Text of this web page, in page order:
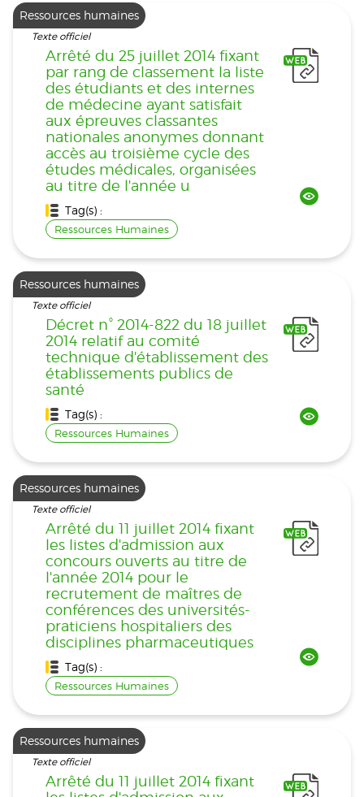
Ressources humaines
Texte officiel
Arrêté du 25 juillet 2014 fixant
par rang de classement la liste
des étudiants et des internes
de médecine ayant satisfait
aux épreuves classantes
nationales anonymes donnant
accès au troisième cycle des
études médicales, organisées
au titre de l'année u
Tag(s) :
Ressources Humaines
Ressources humaines
Texte officiel
Décret n° 2014-822 du 18 juillet
2014 relatif au comité
technique d'établissement des
établissements publics de
santé
Tag(s) :
Ressources Humaines
Ressources humaines
Texte officiel
Arrêté du 11 juillet 2014 fixant
les listes d'admission aux
concours ouverts au titre de
l'année 2014 pour le
recrutement de maîtres de
conférences des universités-
praticiens hospitaliers des
disciplines pharmaceutiques
Tag(s) :
Ressources Humaines
Ressources humaines
Texte officiel
Arrêté du 11 juillet 2014 fixant